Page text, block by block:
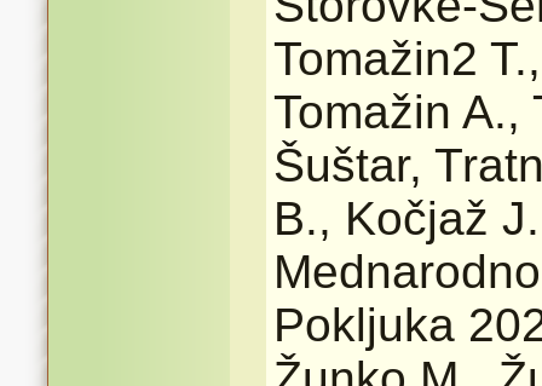
Tomažin2
Tomažin A.,
Šuštar,
B., Kočjaž
Pokljuka